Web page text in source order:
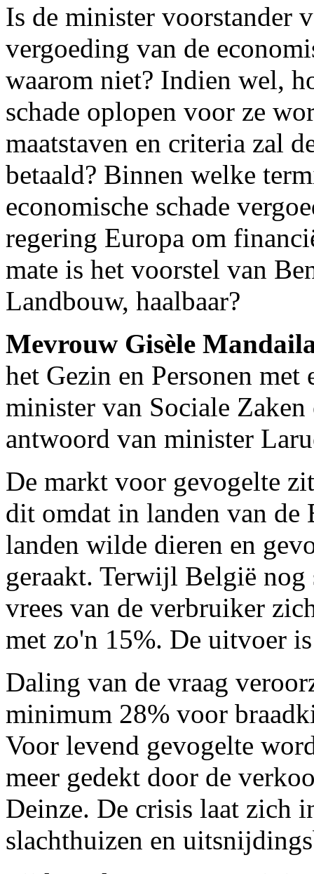
Is de minister voorstander
vergoeding van de
waarom niet? Indien wel,
schade oplopen voor ze
maatstaven en criteria zal
betaald? Binnen welke
economische schade
regering Europa om
mate is het voorstel van
Landbouw, haalbaar?
Mevrouw Gisèle
het Gezin en Personen met
minister van Sociale
antwoord van minister
De markt voor gevogelte
dit omdat in landen van de
landen wilde dieren en
geraakt. Terwijl België
vrees van de verbruiker
met zo'n 15%. De uitvoer
Daling van de vraag
minimum 28% voor
Voor levend gevogelte
meer gedekt door de
Deinze. De crisis laat zich
slachthuizen en